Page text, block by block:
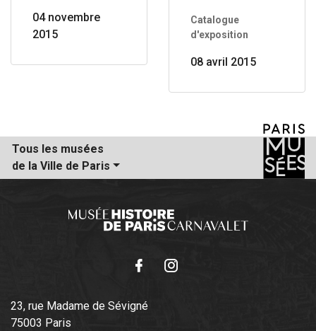
04 novembre
2015
Catalogue
d'exposition
08 avril 2015
Tous les musées
de la Ville de Paris
23, rue Madame de Sévigné
75003 Paris